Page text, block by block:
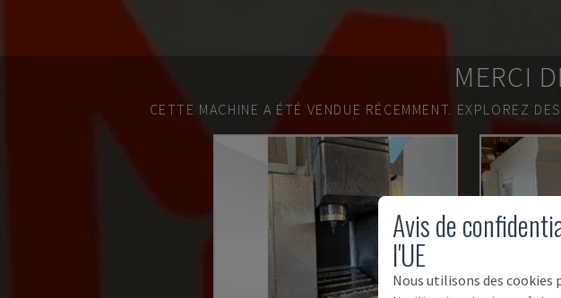
MERCI
CETTE MACHINE A ÉTÉ VENDUE RÉCEMMENT. EXPLOREZ
Avis de
l'UE
Nous utilisons des